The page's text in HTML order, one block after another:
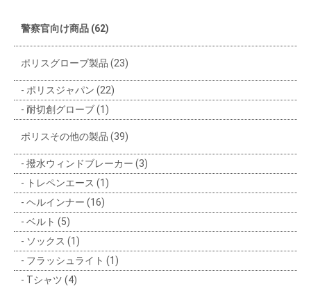
警察官向け商品 (62)
ポリスグローブ製品 (23)
ポリスジャパン (22)
耐切創グローブ (1)
ポリスその他の製品 (39)
撥水ウィンドブレーカー (3)
トレペンエース (1)
ヘルインナー (16)
ベルト (5)
ソックス (1)
フラッシュライト (1)
Tシャツ (4)